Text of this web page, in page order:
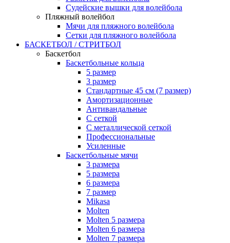
Судейские вышки для волейбола
Пляжный волейбол
Мячи для пляжного волейбола
Сетки для пляжного волейбола
БАСКЕТБОЛ / СТРИТБОЛ
Баскетбол
Баскетбольные кольца
5 размер
3 размер
Стандартные 45 см (7 размер)
Амортизационные
Антивандальные
С сеткой
С металлической сеткой
Профессиональные
Усиленные
Баскетбольные мячи
3 размера
5 размера
6 размера
7 размер
Mikasa
Molten
Molten 5 размера
Molten 6 размера
Molten 7 размера